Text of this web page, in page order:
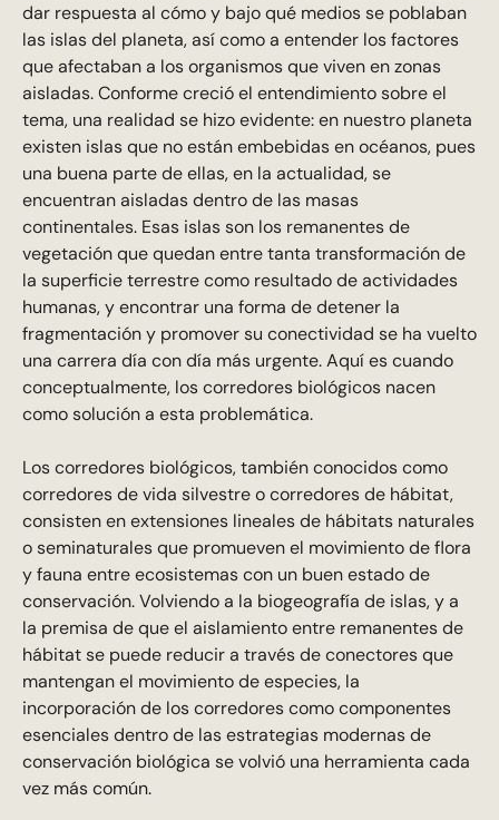
dar respuesta al cómo y bajo qué medios se poblaban
las islas del planeta, así como a entender los factores
que afectaban a los organismos que viven en zonas
aisladas. Conforme creció el entendimiento sobre el
tema, una realidad se hizo evidente: en nuestro planeta
existen islas que no están embebidas en océanos, pues
una buena parte de ellas, en la actualidad, se
encuentran aisladas dentro de las masas
continentales. Esas islas son los remanentes de
vegetación que quedan entre tanta transformación de
la superficie terrestre como resultado de actividades
humanas, y encontrar una forma de detener la
fragmentación y promover su conectividad se ha vuelto
una carrera día con día más urgente. Aquí es cuando
conceptualmente, los corredores biológicos nacen
como solución a esta problemática.
Los corredores biológicos, también conocidos como
corredores de vida silvestre o corredores de hábitat,
consisten en extensiones lineales de hábitats naturales
o seminaturales que promueven el movimiento de flora
y fauna entre ecosistemas con un buen estado de
conservación. Volviendo a la biogeografía de islas, y a
la premisa de que el aislamiento entre remanentes de
hábitat se puede reducir a través de conectores que
mantengan el movimiento de especies, la
incorporación de los corredores como componentes
esenciales dentro de las estrategias modernas de
conservación biológica se volvió una herramienta cada
vez más común.